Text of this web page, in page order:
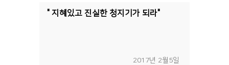
" 지혜있고 진실한 청지기가 되라"
2017년 2월5일